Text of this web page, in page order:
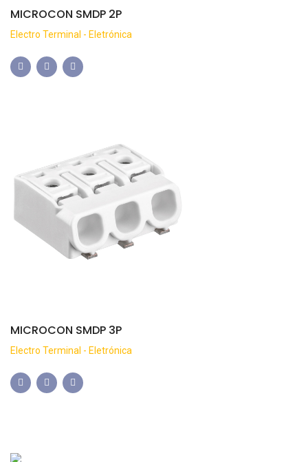
MICROCON SMDP 2P
Electro Terminal - Eletrónica
MICROCON SMDP 3P
Electro Terminal - Eletrónica